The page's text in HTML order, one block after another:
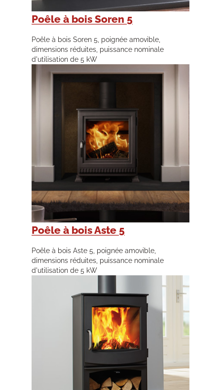
Poêle à bois Soren 5
Poêle à bois Soren 5, poignée amovible,
dimensions réduites, puissance nominale
d'utilisation de 5 kW
Poêle à bois Aste 5
Poêle à bois Aste 5, poignée amovible,
dimensions réduites, puissance nominale
d'utilisation de 5 kW